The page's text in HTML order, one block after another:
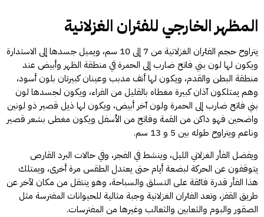
المظهر الخارجي للفئران الغزلانية
يتراوح حجم الفئران الغزلانية من 7 إلى 10 سم، ويميل جسدها إلى الاستدارة
ويكون لها لون بني فاتح ضارب إلى الحمرة في منطقة الظهر وأبيض عند
منطقة البطن والقدم، ويكون لها أنف مدبب وعينان كبيرتان بلون أسود،
وهم يمتلكون آذان كبيرة مغطاه بالقليل من الفراء، ويكون لجسدها لون
بني فاتح ضارب إلى الحمرة ولون آخر أبيض، ويكون لها ذيل قصير ذو لونين
واضحين فهو داكن من القمة وفاتح من الأسفل ويكون مغطى بشعر قصير
وناعم ويتراوح طوله بين 5 و 13 سم.
ويفضل الفأر الغزلاني الليل، وينشط في الفجر، وفي حالات البرد القارص
يتوقفون عن الحركة لبضعة أيام حتى يعتدل الطقس مرة أخرى، ويمتلك
هذا الفأر قدرة فائقة على التسلق والسباحة، وهو ينتقل من مكان لآخر عن
طريق القفز، وتعد الفئران الغزلانية وجبة مثالية للحيوانات المفترسة مثل
الصقور والبوم والثعابين والثعالب وغيرها من المفترسات.